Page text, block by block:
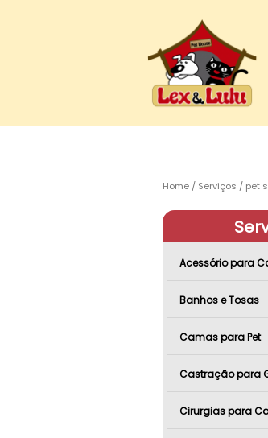
Home Serviços pet
Acessório para
Banhos e Tosas
Camas para Pet
Castração para
Cirurgias para